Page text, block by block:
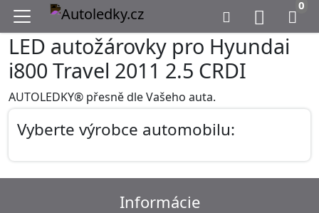
0
LED autožárovky pro Hyundai
i800 Travel 2011 2.5 CRDI
AUTOLEDKY® přesně dle Vašeho auta.
Vyberte výrobce automobilu:
Informácie